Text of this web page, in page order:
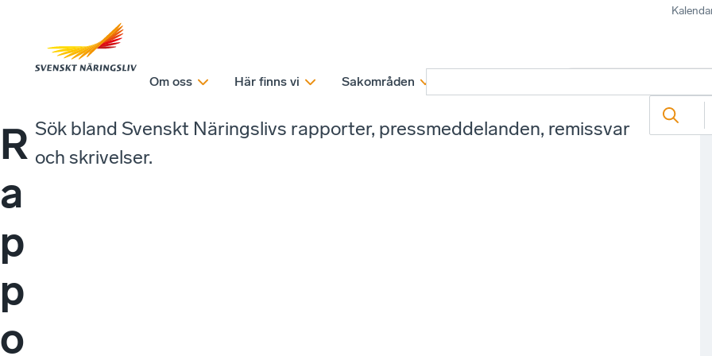
Om oss Här finns vi Sakområden
R
a
p
p
o
Sök bland Svenskt Näringslivs rapporter, pressmeddelanden, remissvar
och skrivelser.